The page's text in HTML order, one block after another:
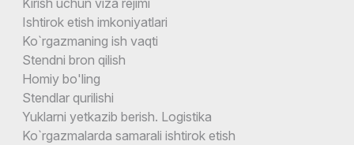
Ishtirok etish imkoniyatlari
Ko`rgazmaning ish vaqti
Stendni bron qilish
Homiy bo'ling
Stendlar qurilishi
Yuklarni yetkazib berish. Logistika
Ko`rgazmalarda samarali ishtirok etish